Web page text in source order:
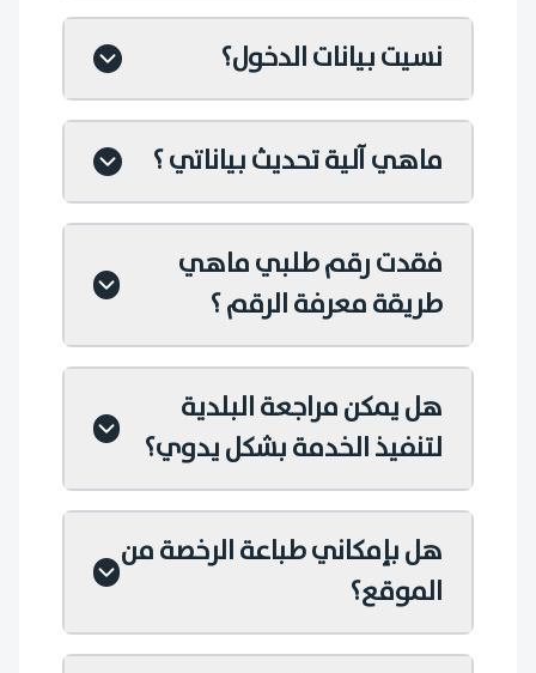
نسيت بيانات الدخول؟
ماهي آلية تحديث بياناتي ؟
فقدت رقم طلبي ماهي
طريقة معرفة الرقم ؟
هل يمكن مراجعة البلدية
لتنفيذ الخدمة بشكل يدوي؟
هل بإمكاني طباعة الرخصة من
الموقع؟